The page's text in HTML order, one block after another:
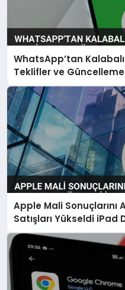
WhatsApp’tan
Teklifler ve
Apple Mali Sonuçlarını
Satışları Yükseldi iPad